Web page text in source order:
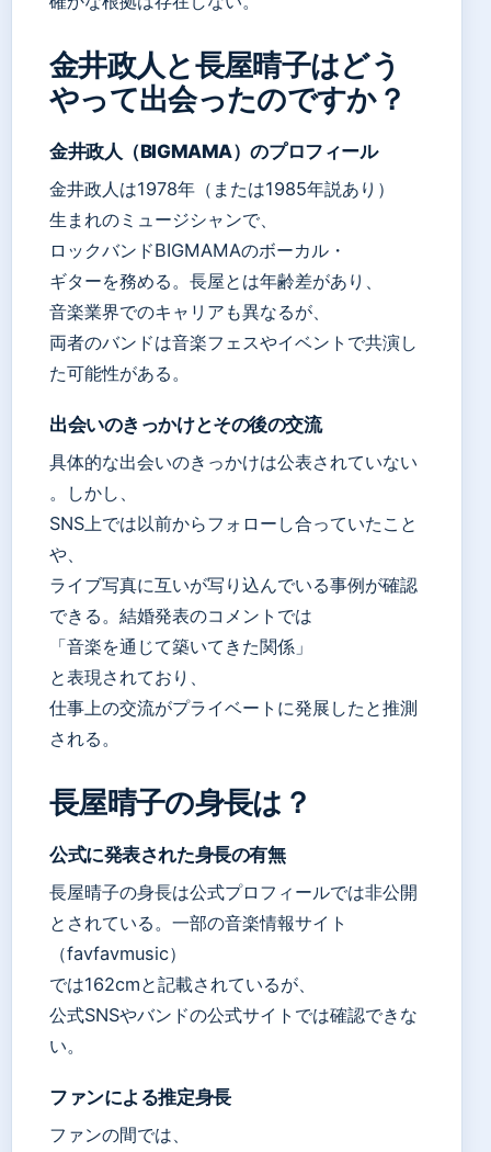
金井政人と長屋晴子はどう
やって出会ったのですか？
金井政人（BIGMAMA）のプロフィール
金井政人は1978年（または1985年説あり）
生まれのミュージシャンで、
ロックバンドBIGMAMAのボーカル・
ギターを務める。長屋とは年齢差があり、
音楽業界でのキャリアも異なるが、
両者のバンドは音楽フェスやイベントで共演し
た可能性がある。
出会いのきっかけとその後の交流
具体的な出会いのきっかけは公表されていない
。しかし、
SNS上では以前からフォローし合っていたこと
や、
ライブ写真に互いが写り込んでいる事例が確認
できる。結婚発表のコメントでは
「音楽を通じて築いてきた関係」
と表現されており、
仕事上の交流がプライベートに発展したと推測
される。
長屋晴子の身長は？
公式に発表された身長の有無
長屋晴子の身長は公式プロフィールでは非公開
とされている。一部の音楽情報サイト
（favfavmusic）
では162cmと記載されているが、
公式SNSやバンドの公式サイトでは確認できな
い。
ファンによる推定身長
ファンの間では、